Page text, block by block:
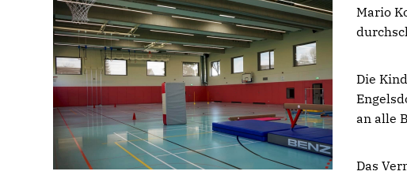
Mario
Die
an alle
Das